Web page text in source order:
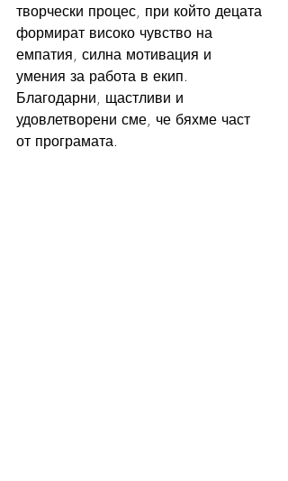
творчески процес, при който децата
формират високо чувство на
емпатия, силна мотивация и
умения за работа в екип.
Благодарни, щастливи и
удовлетворени сме, че бяхме част
от програмата.